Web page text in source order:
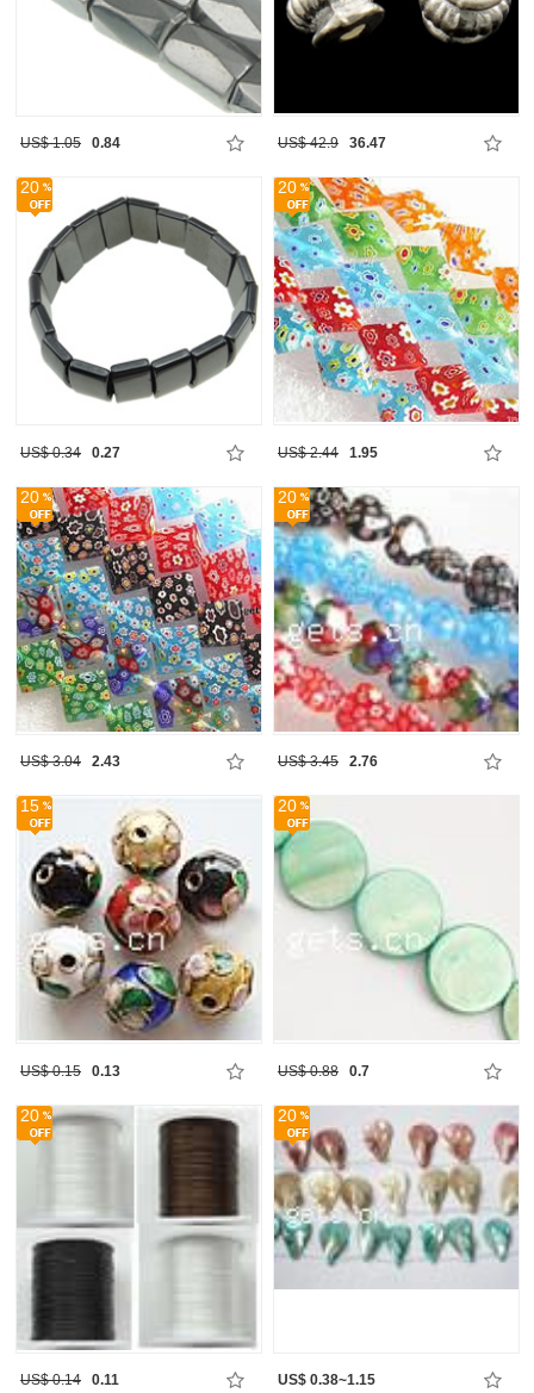
US$ 1.05 0.84 US$ 42.9 36.47
20
US$ 0.34 0.27
20
US$ 2.44 1.95
20
US$ 3.04 2.43
20
US$ 3.45 2.76
15
US$ 0.15 0.13
20
US$ 0.88 0.7
20
US$ 0.14 0.11
20
US$ 0.38~1.15